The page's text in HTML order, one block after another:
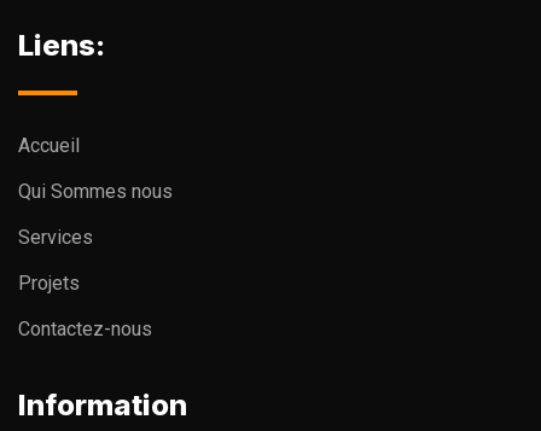
Liens:
Accueil
Qui Sommes nous
Services
Projets
Contactez-nous
Information